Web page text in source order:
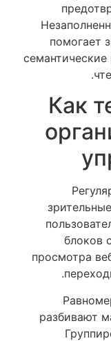
помогает
Как
блоков
просмотра
разбивают